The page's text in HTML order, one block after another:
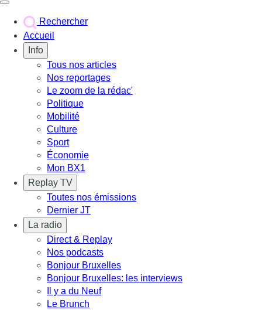
Rechercher
Accueil
Info
Tous nos articles
Nos reportages
Le zoom de la rédac'
Politique
Mobilité
Culture
Sport
Économie
Mon BX1
Replay TV
Toutes nos émissions
Dernier JT
La radio
Direct & Replay
Nos podcasts
Bonjour Bruxelles
Bonjour Bruxelles: les interviews
Il y a du Neuf
Le Brunch